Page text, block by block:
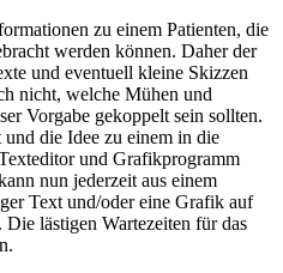
zu einem Patienten, die
werden können. Daher der
und eventuell kleine Skizzen
nicht, welche Mühen und
Vorgabe gekoppelt sein sollten.
die Idee zu einem in die
und Grafikprogramm
nun jederzeit aus einem
Text und/oder eine Grafik auf
lästigen Wartezeiten für das